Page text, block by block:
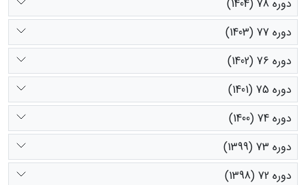
دوره 78 (1404)
دوره 77 (1403)
دوره 76 (1402)
دوره 75 (1401)
دوره 74 (1400)
دوره 73 (1399)
دوره 72 (1398)